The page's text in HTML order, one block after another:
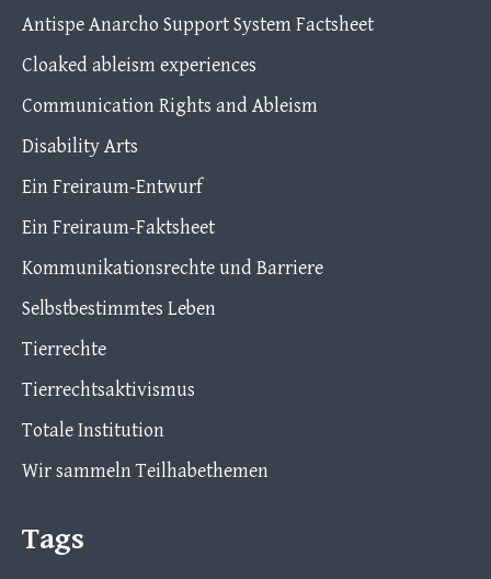
Antispe Anarcho Support System Factsheet
Cloaked ableism experiences
Communication Rights and Ableism
Disability Arts
Ein Freiraum-Entwurf
Ein Freiraum-Faktsheet
Kommunikationsrechte und Barriere
Selbstbestimmtes Leben
Tierrechte
Tierrechtsaktivismus
Totale Institution
Wir sammeln Teilhabethemen
Tags